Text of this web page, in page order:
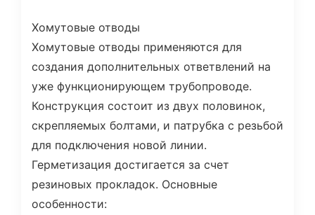
Хомутовые отводы
Хомутовые отводы применяются для
создания дополнительных ответвлений на
уже функционирующем трубопроводе.
Конструкция состоит из двух половинок,
скрепляемых болтами, и патрубка с резьбой
для подключения новой линии.
Герметизация достигается за счет
резиновых прокладок. Основные
особенности: